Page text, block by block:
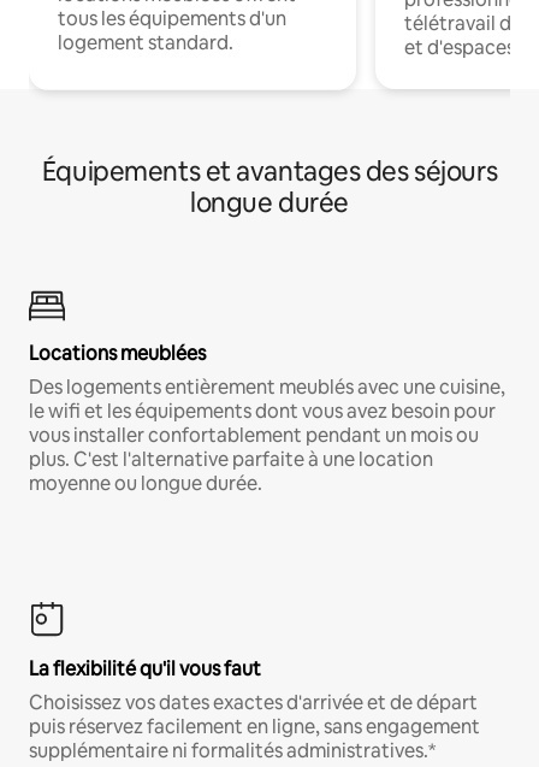
tous les équipements d'un
logement standard.
télétravail
et d'espaces
Équipements et avantages des séjours
longue durée
Locations meublées
Des logements entièrement meublés avec une cuisine,
le wifi et les équipements dont vous avez besoin pour
vous installer confortablement pendant un mois ou
plus. C'est l'alternative parfaite à une location
moyenne ou longue durée.
La flexibilité qu'il vous faut
Choisissez vos dates exactes d'arrivée et de départ
puis réservez facilement en ligne, sans engagement
supplémentaire ni formalités administratives.*